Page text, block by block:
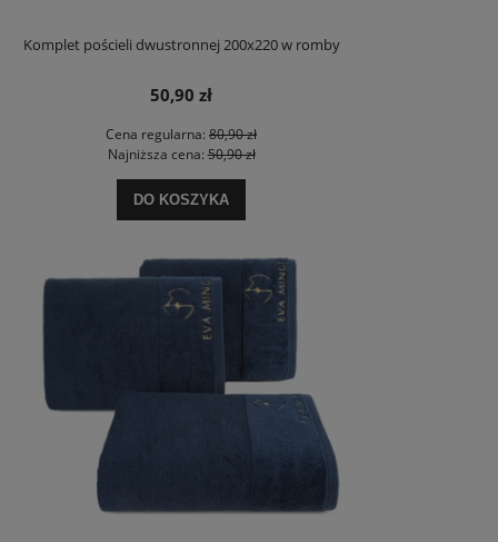
Komplet pościeli dwustronnej 200x220 w romby
50,90 zł
Cena regularna: 80,90 zł
Najniższa cena:50,90 zł
DO KOSZYKA